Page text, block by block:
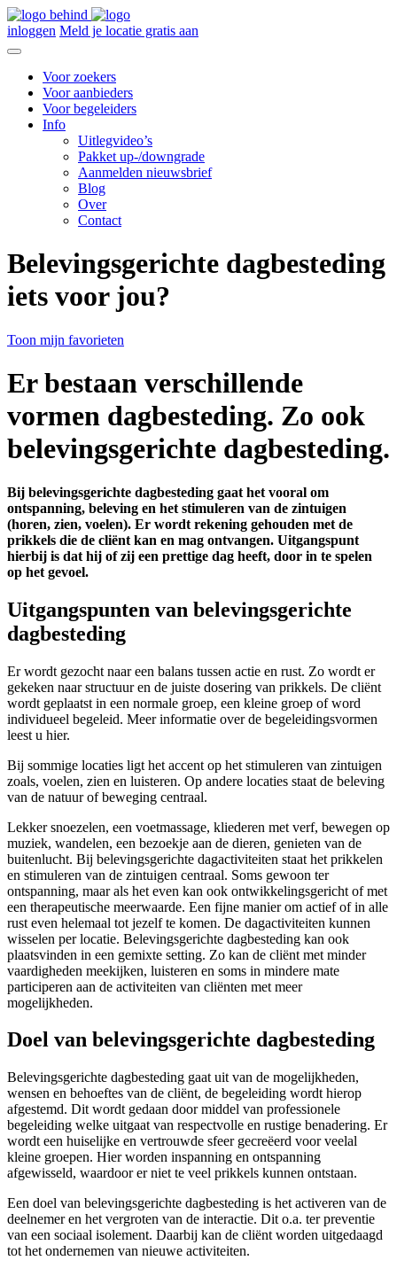
inloggen Meld je locatie gratis aan
Voor zoekers
Voor aanbieders
Voor begeleiders
Info
Uitlegvideo’s
Pakket up-/downgrade
Aanmelden nieuwsbrief
Blog
Over
Contact
Belevingsgerichte dagbesteding
iets voor jou?
Toon mijn favorieten
Er bestaan verschillende
vormen dagbesteding. Zo ook
belevingsgerichte dagbesteding.
Bij belevingsgerichte dagbesteding gaat het vooral om
ontspanning, beleving en het stimuleren van de zintuigen
(horen, zien, voelen). Er wordt rekening gehouden met de
prikkels die de cliënt kan en mag ontvangen. Uitgangspunt
hierbij is dat hij of zij een prettige dag heeft, door in te spelen
op het gevoel.
Uitgangspunten van belevingsgerichte
dagbesteding
Er wordt gezocht naar een balans tussen actie en rust. Zo wordt er
gekeken naar structuur en de juiste dosering van prikkels. De cliënt
wordt geplaatst in een normale groep, een kleine groep of word
individueel begeleid. Meer informatie over de begeleidingsvormen
leest u hier.
Bij sommige locaties ligt het accent op het stimuleren van zintuigen
zoals, voelen, zien en luisteren. Op andere locaties staat de beleving
van de natuur of beweging centraal.
Lekker snoezelen, een voetmassage, kliederen met verf, bewegen op
muziek, wandelen, een bezoekje aan de dieren, genieten van de
buitenlucht. Bij belevingsgerichte dagactiviteiten staat het prikkelen
en stimuleren van de zintuigen centraal. Soms gewoon ter
ontspanning, maar als het even kan ook ontwikkelingsgericht of met
een therapeutische meerwaarde. Een fijne manier om actief of in alle
rust even helemaal tot jezelf te komen. De dagactiviteiten kunnen
wisselen per locatie. Belevingsgerichte dagbesteding kan ook
plaatsvinden in een gemixte setting. Zo kan de cliënt met minder
vaardigheden meekijken, luisteren en soms in mindere mate
participeren aan de activiteiten van cliënten met meer
mogelijkheden.
Doel van belevingsgerichte dagbesteding
Belevingsgerichte dagbesteding gaat uit van de mogelijkheden,
wensen en behoeftes van de cliënt, de begeleiding wordt hierop
afgestemd. Dit wordt gedaan door middel van professionele
begeleiding welke uitgaat van respectvolle en rustige benadering. Er
wordt een huiselijke en vertrouwde sfeer gecreëerd voor veelal
kleine groepen. Hier worden inspanning en ontspanning
afgewisseld, waardoor er niet te veel prikkels kunnen ontstaan.
Een doel van belevingsgerichte dagbesteding is het activeren van de
deelnemer en het vergroten van de interactie. Dit o.a. ter preventie
van een sociaal isolement. Daarbij kan de cliënt worden uitgedaagd
tot het ondernemen van nieuwe activiteiten.